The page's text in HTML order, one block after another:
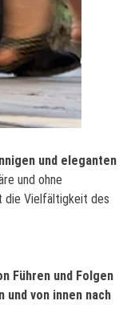
n und eleganten
und ohne
die Vielfältigkeit des
Führen und Folgen
und von innen nach